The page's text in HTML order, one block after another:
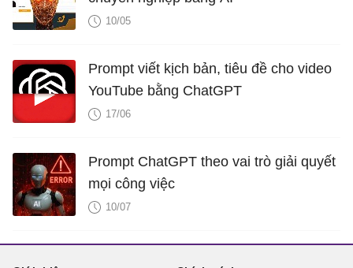
10/05
Prompt viết kịch bản, tiêu đề cho video
YouTube bằng ChatGPT
17/06
Prompt ChatGPT theo vai trò giải quyết
mọi công việc
10/07